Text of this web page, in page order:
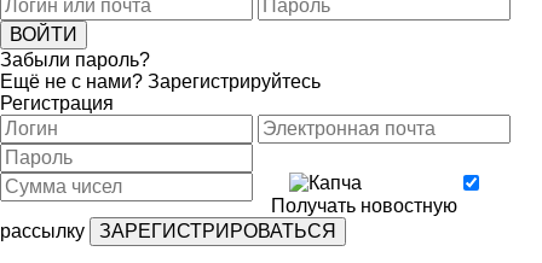
Забыли пароль?
Ещё не с нами? Зарегистрируйтесь
Регистрация
Получать новостную
рассылку